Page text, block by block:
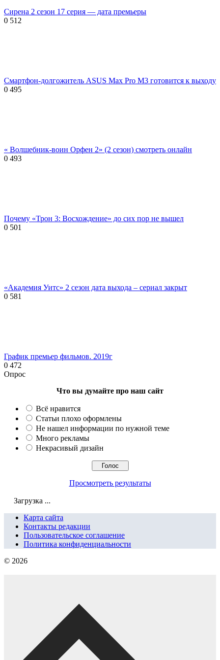
Сирена 2 сезон 17 серия — дата премьеры
0 512
Смартфон-долгожитель ASUS Max Pro M3 готовится к выходу
0 495
« Волшебник-воин Орфен 2» (2 сезон) смотреть онлайн
0 493
Почему «Трон 3: Восхождение» до сих пор не вышел
0 501
«Академия Уитс» 2 сезон дата выхода – сериал закрыт
0 581
График премьер фильмов. 2019г
0 472
Опрос
Что вы думайте про наш сайт
Всё нравится
Статьи плохо оформлены
Не нашел информации по нужной теме
Много рекламы
Некрасивый дизайн
Просмотреть результаты
Загрузка ...
Карта сайта
Контакты редакции
Пользовательское соглашение
Политика конфиденциальности
© 2026